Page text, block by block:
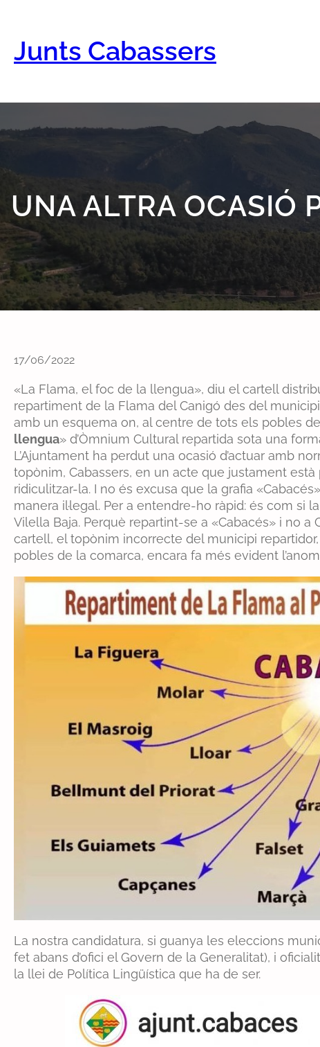
contingut
Junts Cabassers
UNA ALTRA OCASIÓ
17/06/2022
«La Flama, el foc de la llengua», diu el cartell
repartiment de la Flama del Canigó des del
amb un esquema on, al centre de tots els pobles
llengua» d’Òmnium Cultural repartida sota una
L’Ajuntament ha perdut una ocasió d’actuar amb
topònim, Cabassers, en un acte que justament
ridiculitzar-la. I no és excusa que la grafia
manera il·legal. Per a entendre-ho ràpid: és com si
Vilella Baja. Perquè repartint-se a «Cabacés» i no a
cartell, el topònim incorrecte del municipi
pobles de la comarca, encara fa més evident
La nostra candidatura, si guanya les eleccions
fet abans d’ofici el Govern de la Generalitat), i
la llei de Política Lingüística que ha de ser.